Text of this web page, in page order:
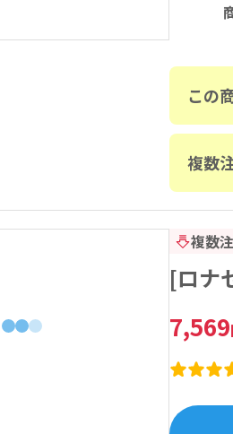
この
複数
複数
[ロナ
7,569